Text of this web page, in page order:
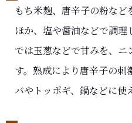
もち米麹、唐辛子の粉な
ほか、塩や醤油などで調
では玉葱などで甘みを、ニ
す。熟成により唐辛子の刺
バやトッポギ、鍋などに使